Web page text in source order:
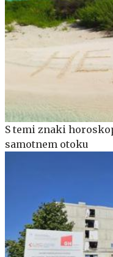
S temi znaki
samotnem otoku